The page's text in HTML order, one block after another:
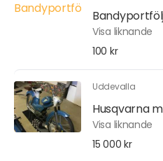
Visa liknande
100 kr
Uddevalla
Husqvarna
Visa liknande
15 000 kr